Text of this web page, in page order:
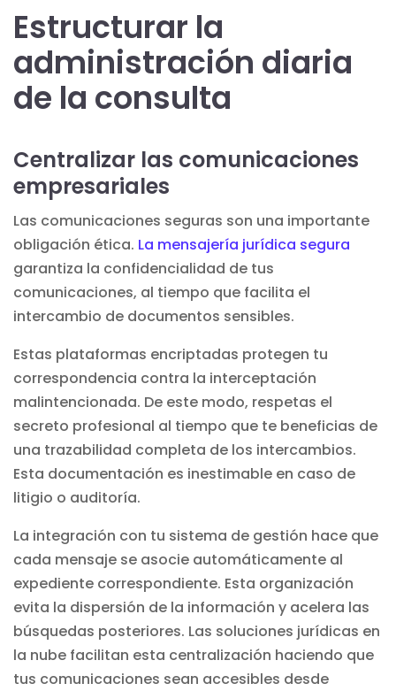
Estructurar la
administración diaria
de la consulta
Centralizar las comunicaciones
empresariales
Las comunicaciones seguras son una importante
obligación ética. La mensajería jurídica segura
garantiza la confidencialidad de tus
comunicaciones, al tiempo que facilita el
intercambio de documentos sensibles.
Estas plataformas encriptadas protegen tu
correspondencia contra la interceptación
malintencionada. De este modo, respetas el
secreto profesional al tiempo que te beneficias de
una trazabilidad completa de los intercambios.
Esta documentación es inestimable en caso de
litigio o auditoría.
La integración con tu sistema de gestión hace que
cada mensaje se asocie automáticamente al
expediente correspondiente. Esta organización
evita la dispersión de la información y acelera las
búsquedas posteriores. Las soluciones jurídicas en
la nube facilitan esta centralización haciendo que
tus comunicaciones sean accesibles desde